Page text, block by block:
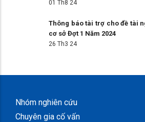
01 Th8 24
Thông báo tài trợ cho đề tài
cơ sở Đợt 1 Năm 2024
26 Th3 24
Nhóm nghiên cứu
Chuyên gia cố vấn